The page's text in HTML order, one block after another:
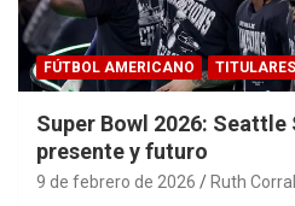
FÚTBOL AMERICANO TITULARES
Super Bowl 2026: Seattle
presente y futuro
9 de febrero de 2026 Ruth